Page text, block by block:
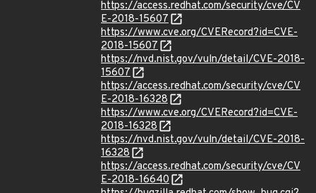
https://access.redhat.com/security/cve/CV
E-2018-15607
https://www.cve.org/CVERecord?id=CVE-
2018-15607
https://nvd.nist.gov/vuln/detail/CVE-2018-
15607
https://access.redhat.com/security/cve/CV
E-2018-16328
https://www.cve.org/CVERecord?id=CVE-
2018-16328
https://nvd.nist.gov/vuln/detail/CVE-2018-
16328
https://access.redhat.com/security/cve/CV
E-2018-16640